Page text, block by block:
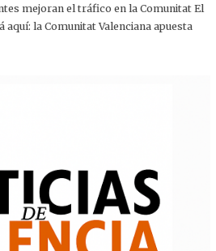
mejoran el tráfico en la Comunitat El
la Comunitat Valenciana apuesta